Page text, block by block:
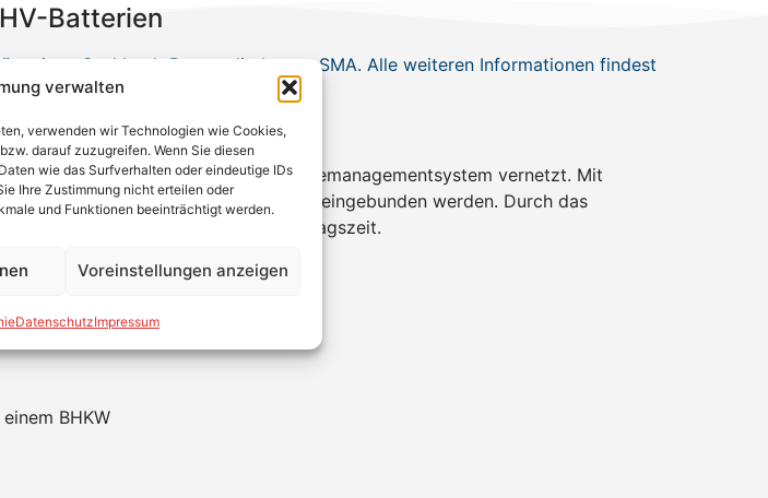
verwalten
verwenden wir Technologien wie Cookies,
darauf zuzugreifen. Wenn Sie diesen
wie das Surfverhalten oder eindeutige IDs
Ihre Zustimmung nicht erteilen oder
und Funktionen beeinträchtigt werden.
Voreinstellungen anzeigen
DatenschutzImpressum
Batterien
einen Cashback-Betrag direkt von SMA. Alle weiteren Informationen findest
sich intelligent mit dem SMA Energiemanagementsystem vernetzt. Mit
und E-Ladestationen eingebunden werden. Durch das
lädst die Batterie während der Mittagszeit.
BHKW